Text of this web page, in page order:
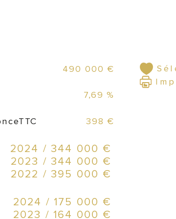
490 000 €
7,69 %
398 €
2024 / 344 000 €
2023 / 344 000 €
2022 / 395 000 €
2024 / 175 000 €
2023 / 164 000 €